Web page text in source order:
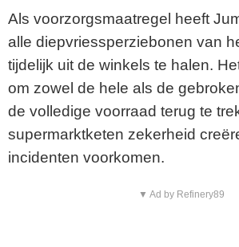
Als voorzorgsmaatregel heeft
alle diepvriessperziebonen van
tijdelijk uit de winkels te halen.
om zowel de hele als de
de volledige voorraad terug te
supermarktketen zekerheid
incidenten voorkomen.
▼ Ad by Refinery89